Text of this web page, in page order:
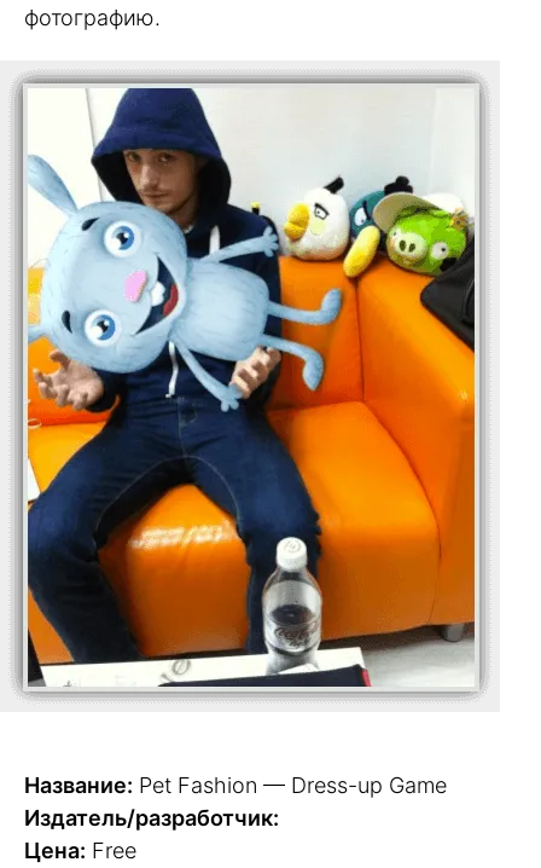
фотографию.
Название: Pet Fashion — Dress-up Game
Издатель/разработчик:
Цена: Free